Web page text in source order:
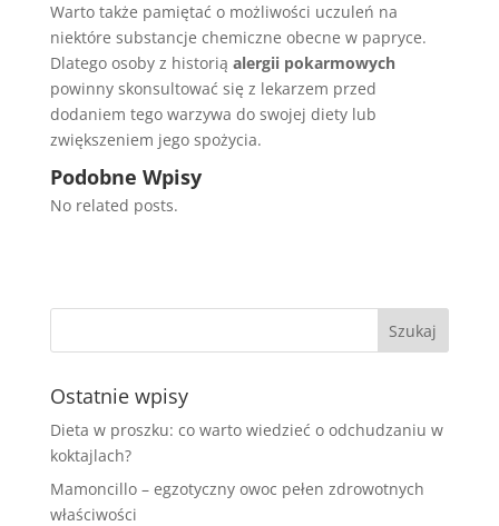
Warto także pamiętać o możliwości uczuleń na
niektóre substancje chemiczne obecne w papryce.
Dlatego osoby z historią alergii pokarmowych
powinny skonsultować się z lekarzem przed
dodaniem tego warzywa do swojej diety lub
zwiększeniem jego spożycia.
Podobne Wpisy
No related posts.
Ostatnie wpisy
Dieta w proszku: co warto wiedzieć o odchudzaniu w
koktajlach?
Mamoncillo – egzotyczny owoc pełen zdrowotnych
właściwości